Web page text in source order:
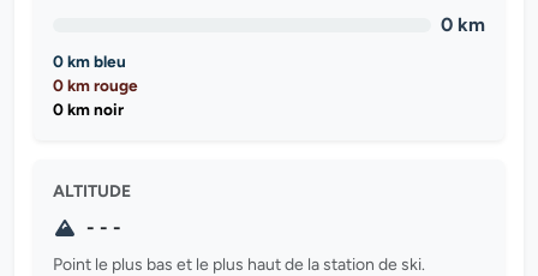
0 km
0 km bleu
0 km rouge
0 km noir
ALTITUDE
- - -
Point le plus bas et le plus haut de la station de ski.